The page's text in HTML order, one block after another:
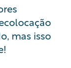
mas isso